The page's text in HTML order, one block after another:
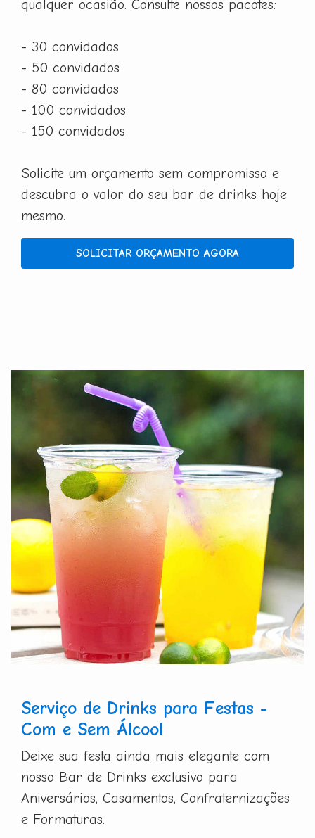
qualquer ocasião. Consulte nossos pacotes:
- 30 convidados
- 50 convidados
- 80 convidados
- 100 convidados
- 150 convidados
Solicite um orçamento sem compromisso e
descubra o valor do seu bar de drinks hoje
mesmo.
SOLICITAR ORÇAMENTO AGORA
Serviço de Drinks para Festas -
Com e Sem Álcool
Deixe sua festa ainda mais elegante com
nosso Bar de Drinks exclusivo para
Aniversários, Casamentos, Confraternizações
e Formaturas.